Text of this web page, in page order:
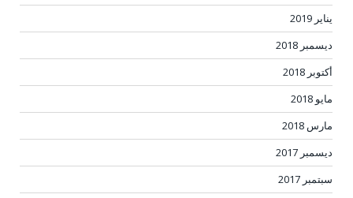
يناير 2019
ديسمبر 2018
أكتوبر 2018
مايو 2018
مارس 2018
ديسمبر 2017
سبتمبر 2017